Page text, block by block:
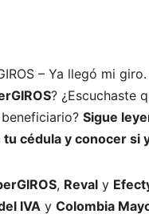
– Ya llegó mi
? ¿Escuchaste
Sigue
cédula y conocer si
, Reval y
IVA y Colombia